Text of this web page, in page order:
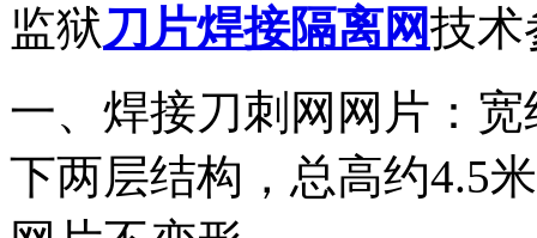
监狱刀片焊接隔离网技术
一、焊接刀刺网网片：宽
下两层结构，总高约4.5